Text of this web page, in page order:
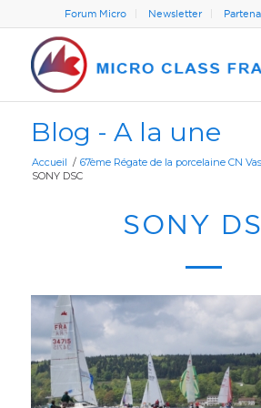
Forum Micro Newsletter
Blog - A la une
Accueil / 67ème Régate de la porcelaine CN
SONY DSC
SONY